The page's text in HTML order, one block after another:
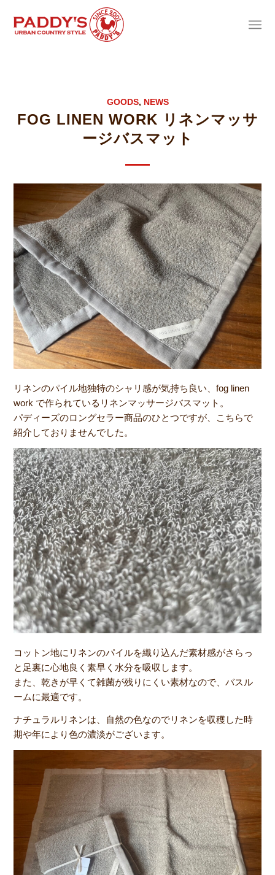
GOODS, NEWS
FOG LINEN WORK リネンマッサ
ージバスマット
リネンのパイル地独特のシャリ感が気持ち良い、fog linen
work で作られているリネンマッサージバスマット。
パディーズのロングセラー商品のひとつですが、こちらで
紹介しておりませんでした。
コットン地にリネンのパイルを織り込んだ素材感がさらっ
と足裏に心地良く素早く水分を吸収します。
また、乾きが早くて雑菌が残りにくい素材なので、バスル
ームに最適です。
ナチュラルリネンは、自然の色なのでリネンを収穫した時
期や年により色の濃淡がございます。